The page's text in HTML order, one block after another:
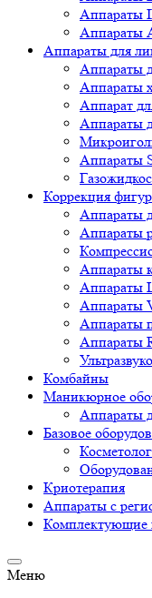
Аппараты
Аппараты
Аппараты для
Аппараты
Аппараты
Аппарат
Аппараты
Аппараты
Коррекция
Аппараты
Аппараты
Аппараты
Аппараты
Аппараты
Аппараты
Аппараты
Комбайны
Маникюрное
Аппараты
Базовое
Криотерапия
Аппараты c
Комплектующие
Меню